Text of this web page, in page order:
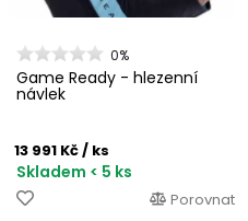
0%
Game Ready - hlezenní
návlek
13 991 Kč/ ks
Skladem < 5 ks
Porovnat